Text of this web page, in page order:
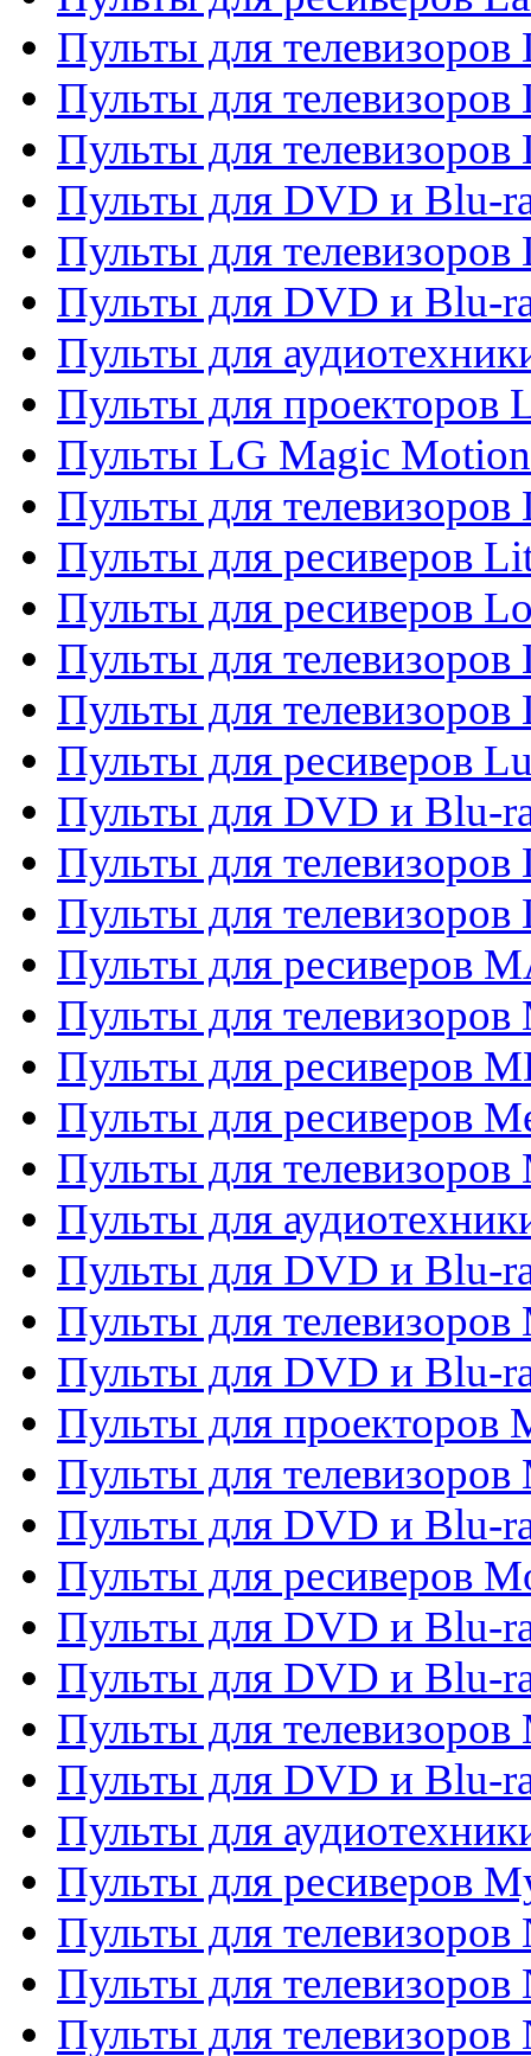
Пульты для телевизоров
Пульты для телевизоров
Пульты для телевизоров
Пульты для DVD и Blu-
Пульты для телевизоров
Пульты для DVD и Blu-
Пульты для
Пульты для проекторов
Пульты LG Magic Motion
Пульты для
Пульты для ресиверов
Пульты для ресиверов
Пульты для телевизоров
Пульты для
Пульты для ресиверов
Пульты для DVD и Blu-
Пульты для телевизоров
Пульты для телевизоров
Пульты для ресиверов
Пульты для телевизоров
Пульты для ресиверов
Пульты для ресиверов
Пульты для телевизоров
Пульты для
Пульты для DVD и Blu-
Пульты для
Пульты для DVD и Blu-
Пульты для проекторов
Пульты для
Пульты для DVD и Blu-
Пульты для ресиверов
Пульты для DVD и Blu-
Пульты для DVD и Blu-
Пульты для телевизоров
Пульты для DVD и Blu-
Пульты для
Пульты для ресиверов
Пульты для телевизоров
Пульты для телевизоров
Пульты для телевизоров